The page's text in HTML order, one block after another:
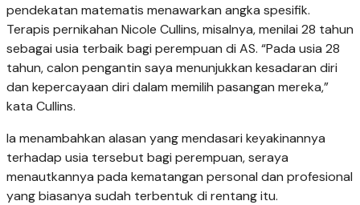
pendekatan matematis menawarkan angka spesifik.
Terapis pernikahan Nicole Cullins, misalnya, menilai 28 tahun
sebagai usia terbaik bagi perempuan di AS. “Pada usia 28
tahun, calon pengantin saya menunjukkan kesadaran diri
dan kepercayaan diri dalam memilih pasangan mereka,”
kata Cullins.
Ia menambahkan alasan yang mendasari keyakinannya
terhadap usia tersebut bagi perempuan, seraya
menautkannya pada kematangan personal dan profesional
yang biasanya sudah terbentuk di rentang itu.